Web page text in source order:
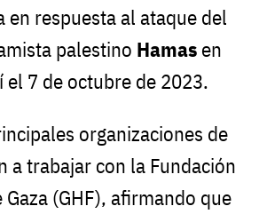
en respuesta al ataque del
palestino Hamas en
7 de octubre de 2023.
organizaciones de
a trabajar con la Fundación
(GHF), afirmando que